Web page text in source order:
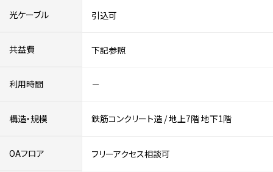
光ケーブル 引込可
共益費 下記参照
利用時間 －
構造・規模 鉄筋コンクリート造 /地上7階地下1階
OAフロア フリーアクセス相談可